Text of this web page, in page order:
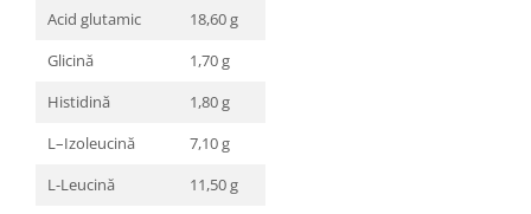
Acid glutamic
18,60 g
Glicină
1,70 g
Histidină
1,80 g
L–Izoleucină
7,10 g
L-Leucină
11,50 g